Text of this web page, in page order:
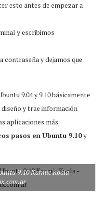
esto antes de empezar a
y escribimos
contraseña y dejamos que
9.04 y 9.10 básicamente
y trae información
aplicaciones más
pasos en Ubuntu 9.10y
9.10 Karmic Koala -